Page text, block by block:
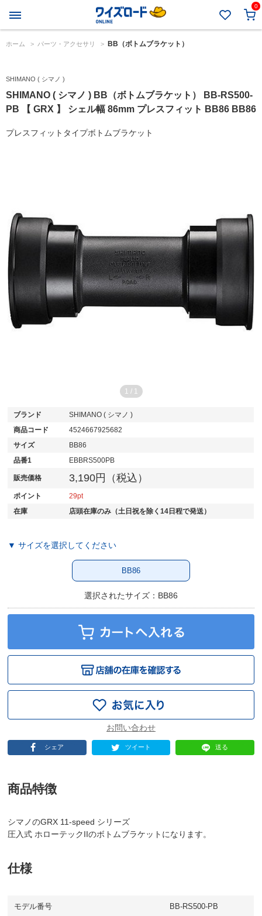
0
ホーム > パーツ・アクセサリ > BB（ボトムブラケット）
SHIMANO ( シマノ )
SHIMANO ( シマノ ) BB（ボトムブラケット） BB-RS500-
PB 【 GRX 】 シェル幅 86mm プレスフィット BB86 BB86
プレスフィットタイプボトムブラケット
1 / 1
ブランド
SHIMANO ( シマノ )
商品コード
4524667925682
サイズ
BB86
品番1
EBBRS500PB
販売価格 3,190円（税込）
ポイント
29
在庫
店頭在庫のみ（土日祝を除く14日程で発送）
▼ サイズを選択してください
BB86
選択されたサイズ：BB86
シェア ツイート 送る
商品特徴
シマノのGRX 11-speed シリーズ
圧入式 ホローテックIIのボトムブラケットになります。
仕様
モデル番号 BB-RS500-PB